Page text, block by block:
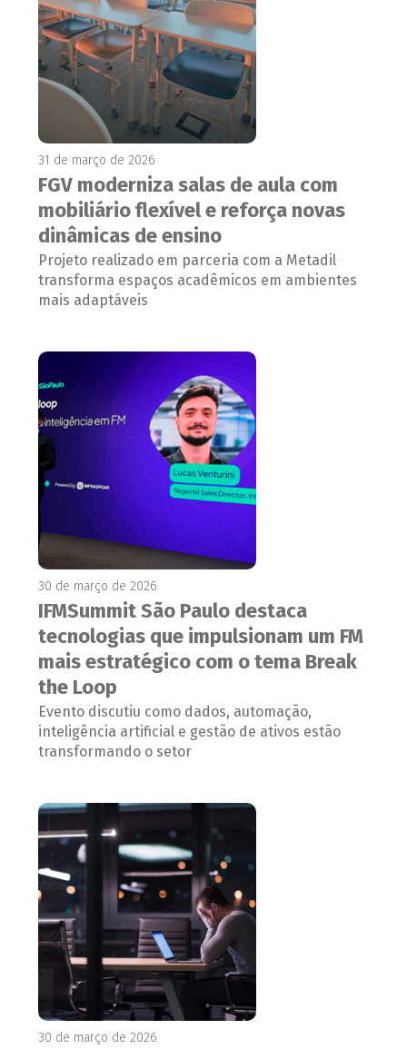
31 de março de 2026
FGV moderniza salas de aula com
mobiliário flexível e reforça novas
dinâmicas de ensino
Projeto realizado em parceria com a Metadil
transforma espaços acadêmicos em ambientes
mais adaptáveis
30 de março de 2026
IFMSummit São Paulo destaca
tecnologias que impulsionam um FM
mais estratégico com o tema Break
the Loop
Evento discutiu como dados, automação,
inteligência artificial e gestão de ativos estão
transformando o setor
30 de março de 2026